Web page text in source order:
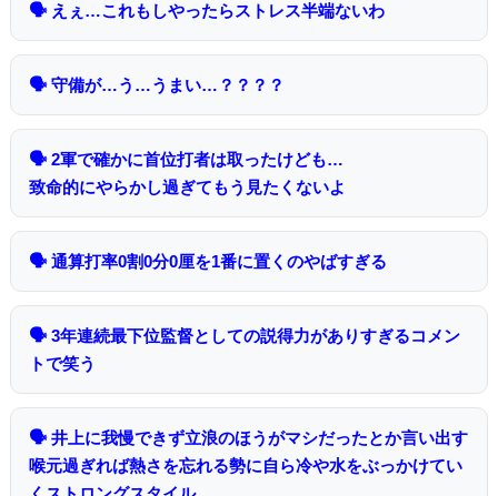
🗣 えぇ…これもしやったらストレス半端ないわ
🗣 守備が…う…うまい…？？？？
🗣 2軍で確かに首位打者は取ったけども…
致命的にやらかし過ぎてもう見たくないよ
🗣 通算打率0割0分0厘を1番に置くのやばすぎる
🗣 3年連続最下位監督としての説得力がありすぎるコメン
トで笑う
🗣 井上に我慢できず立浪のほうがマシだったとか言い出す
喉元過ぎれば熱さを忘れる勢に自ら冷や水をぶっかけてい